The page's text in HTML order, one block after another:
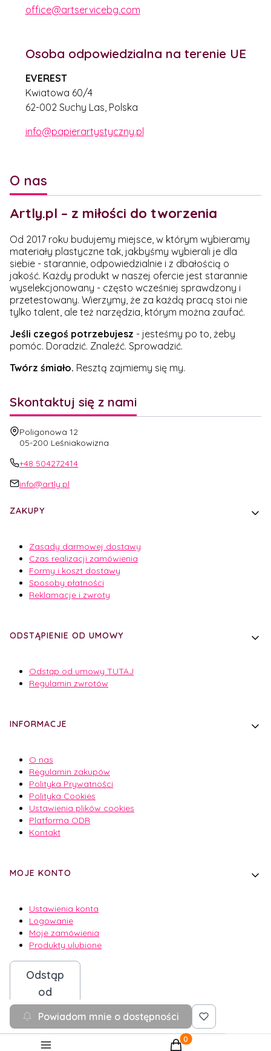
office@artservicebg.com
Osoba odpowiedzialna na terenie UE
EVEREST
Kwiatowa 60/4
62-002 Suchy Las, Polska
info@papierartystyczny.pl
O nas
Artly.pl – z miłości do tworzenia
Od 2017 roku budujemy miejsce, w którym wybieramy
materiały plastyczne tak, jakbyśmy wybierali je dla
siebie - starannie, odpowiedzialnie i z dbałością o
jakość. Każdy produkt w naszej ofercie jest starannie
wyselekcjonowany - często wcześniej sprawdzony i
przetestowany. Wierzymy, że za każdą pracą stoi nie
tylko talent, ale też narzędzia, którym można zaufać.
Jeśli czegoś potrzebujesz - jesteśmy po to, żeby
pomóc. Doradzić. Znaleźć. Sprowadzić.
Twórz śmiało. Resztą zajmiemy się my.
Skontaktuj się z nami
Adres:
Poligonowa 12
05-200 Leśniakowizna
+48 504272414
info@artly.pl
ZAKUPY
Zasady darmowej dostawy
Czas realizacji zamówienia
Formy i koszt dostawy
Sposoby płatności
Reklamacje i zwroty
ODSTĄPIENIE OD UMOWY
Odstąp od umowy TUTAJ
Regulamin zwrotów
INFORMACJE
O nas
Regulamin zakupów
Polityka Prywatności
Polityka Cookies
Ustawienia plików cookies
Platforma ODR
Kontakt
MOJE KONTO
Ustawienia konta
Logowanie
Moje zamówienia
Produkty ulubione
Odstąp
od
umowy
Powiadom mnie o dostępności
Produkty w koszyku: 0.